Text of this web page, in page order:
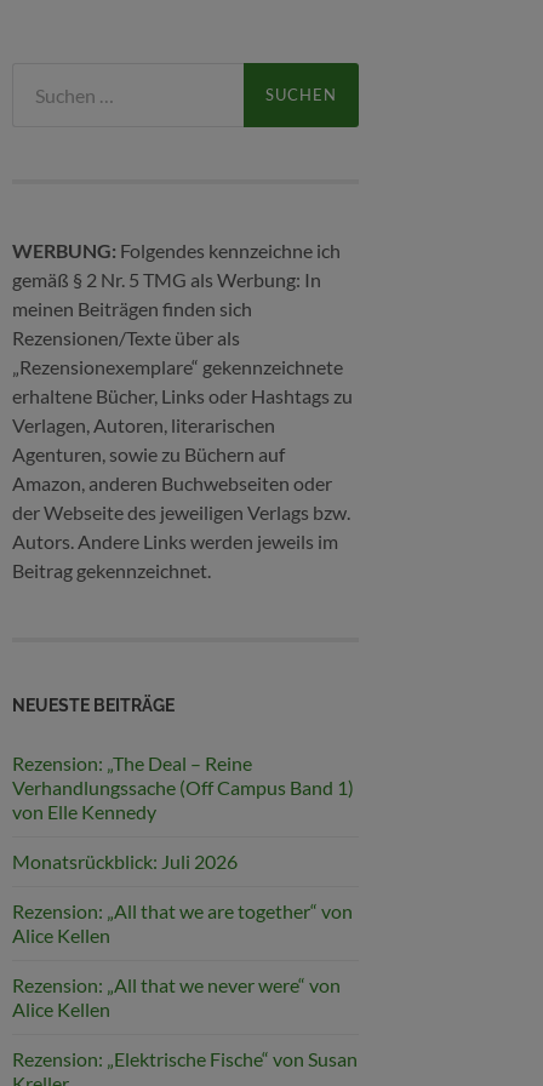
nach:
WERBUNG: Folgendes kennzeichne ich
gemäß § 2 Nr. 5 TMG als Werbung: In
meinen Beiträgen finden sich
Rezensionen/Texte über als
„Rezensionexemplare“ gekennzeichnete
erhaltene Bücher, Links oder Hashtags zu
Verlagen, Autoren, literarischen
Agenturen, sowie zu Büchern auf
Amazon, anderen Buchwebseiten oder
der Webseite des jeweiligen Verlags bzw.
Autors. Andere Links werden jeweils im
Beitrag gekennzeichnet.
NEUESTE BEITRÄGE
Rezension: „The Deal – Reine
Verhandlungssache (Off Campus Band 1)
von Elle Kennedy
Monatsrückblick: Juli 2026
Rezension: „All that we are together“ von
Alice Kellen
Rezension: „All that we never were“ von
Alice Kellen
Rezension: „Elektrische Fische“ von Susan